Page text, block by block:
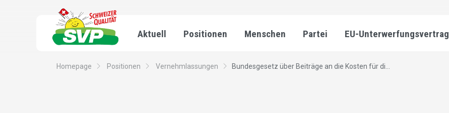
Aktuell Positionen Menschen Partei EU-Unterwerfungsvertrag
Homepage Positionen Vernehmlassungen Bundesgesetz über Beiträge an die Kosten für di...